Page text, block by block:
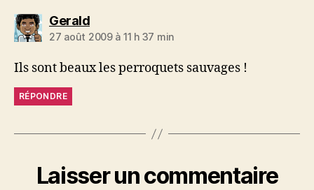
Geralddit :
27 août 2009 à 11 h 37 min
Ils sont beaux les perroquets sauvages !
RÉPONDRE
Laisser un commentaire